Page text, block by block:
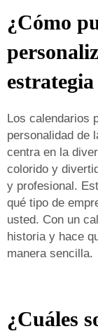
¿Cómo
Los calendarios
personalidad de
centra en la
colorido y
y profesional.
qué tipo de
usted. Con un
historia y hace
manera sencilla.
¿Cuáles